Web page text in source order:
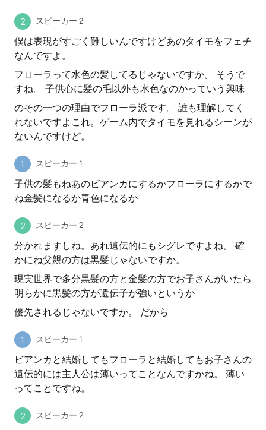
スピーカー 2
僕は表現がすごく難しいんですけどあのタイモをフェチ
なんですよ。
フローラって水色の髪してるじゃないですか。 そうで
すね。 子供心に髪の毛以外も水色なのかっていう興味
のその一つの理由でフローラ派です。 誰も理解してく
れないですよこれ。ゲーム内でタイモを見れるシーンが
ないんですけど。
スピーカー 1
子供の髪もねあのビアンカにするかフローラにするかで
ね金髪になるか青色になるか
スピーカー 2
分かれますしね。あれ遺伝的にもシグレですよね。 確
かにね父親の方は黒髪じゃないですか。
現実世界で多分黒髪の方と金髪の方でお子さんがいたら
明らかに黒髪の方が遺伝子が強いというか
優先されるじゃないですか。 だから
スピーカー 1
ビアンカと結婚してもフローラと結婚してもお子さんの
遺伝的には主人公は薄いってことなんですかね。 薄い
ってことですね。
スピーカー 2